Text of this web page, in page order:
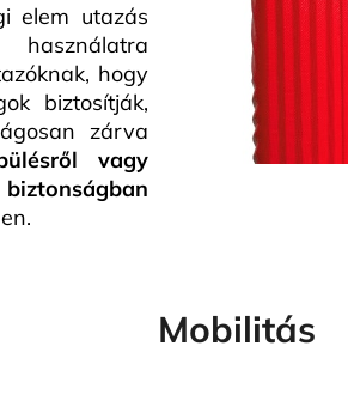
elem utazás
használatra
hogy
biztosítják,
zárva
vagy
biztonságban
Mobilitás